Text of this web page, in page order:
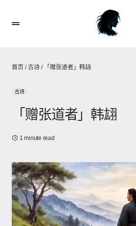
首页 /古诗 / 「赠张道者」韩翃
古诗
「赠张道者」韩翃
1 minute read